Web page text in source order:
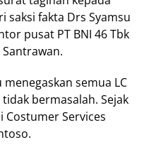
saksi fakta Drs Syamsu
pusat PT BNI 46 Tbk
semua LC
bermasalah. Sejak
Costumer Services